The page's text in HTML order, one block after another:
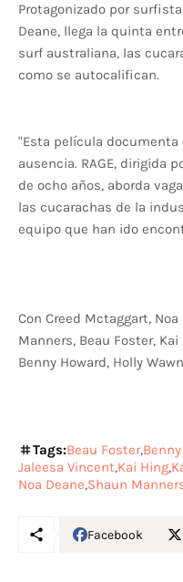
Protagonizado por
Deane, llega la quinta
surf australiana, las
como se autocalifican.
"Esta película
ausencia. RAGE, dirigida
de ocho años, aborda
las cucarachas de la
equipo que han ido
Con Creed Mctaggart,
Manners, Beau Foster,
Benny Howard, Holly
Tags:Beau Foster
Jaleesa Vincent Kai Hing
Noa Deane Shaun
Facebook